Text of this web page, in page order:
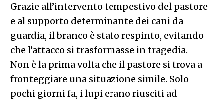
Grazie all’intervento tempestivo del pastore
e al supporto determinante dei cani da
guardia, il branco è stato respinto, evitando
che l’attacco si trasformasse in tragedia.
Non è la prima volta che il pastore si trova a
fronteggiare una situazione simile. Solo
pochi giorni fa, i lupi erano riusciti ad